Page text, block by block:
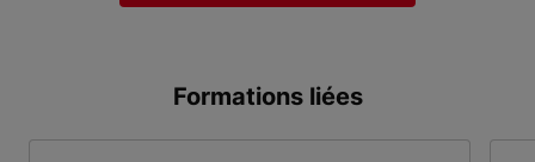
Formations liées